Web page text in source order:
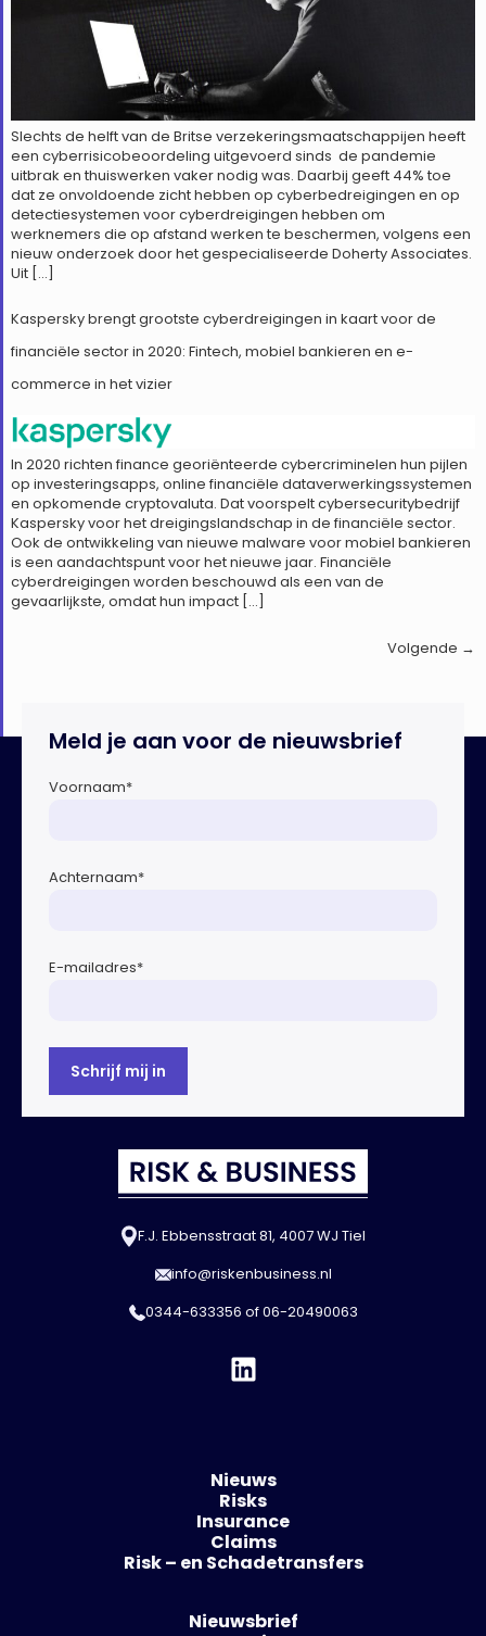
Slechts de helft van de Britse verzekeringsmaatschappijen heeft
een cyberrisicobeoordeling uitgevoerd sinds de pandemie
uitbrak en thuiswerken vaker nodig was. Daarbij geeft 44% toe
dat ze onvoldoende zicht hebben op cyberbedreigingen en op
detectiesystemen voor cyberdreigingen hebben om
werknemers die op afstand werken te beschermen, volgens een
nieuw onderzoek door het gespecialiseerde Doherty Associates.
Uit […]
Kaspersky brengt grootste cyberdreigingen in kaart voor de
financiële sector in 2020: Fintech, mobiel bankieren en e-
commerce in het vizier
In 2020 richten finance georiënteerde cybercriminelen hun pijlen
op investeringsapps, online financiële dataverwerkingssystemen
en opkomende cryptovaluta. Dat voorspelt cybersecuritybedrijf
Kaspersky voor het dreigingslandschap in de financiële sector.
Ook de ontwikkeling van nieuwe malware voor mobiel bankieren
is een aandachtspunt voor het nieuwe jaar. Financiële
cyberdreigingen worden beschouwd als een van de
gevaarlijkste, omdat hun impact […]
Volgende →
Meld je aan voor de nieuwsbrief
Voornaam*
Achternaam*
E-mailadres*
F.J. Ebbensstraat 81, 4007 WJ Tiel
info@riskenbusiness.nl
0344-633356 of06-20490063
Nieuws
Risks
Insurance
Claims
Risk – en Schadetransfers
Nieuwsbrief